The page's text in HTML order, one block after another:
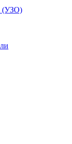
(УЗО)